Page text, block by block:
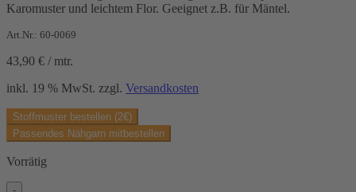
Karomuster und leichtem Flor. Geeignet z.B. für Mäntel.
Art.Nr.: 60-0069
43,90 € / mtr.
inkl. 19 % MwSt. zzgl. Versandkosten
Stoffmuster bestellen (2€)
Passendes Nähgarn mitbestellen
Vorrätig